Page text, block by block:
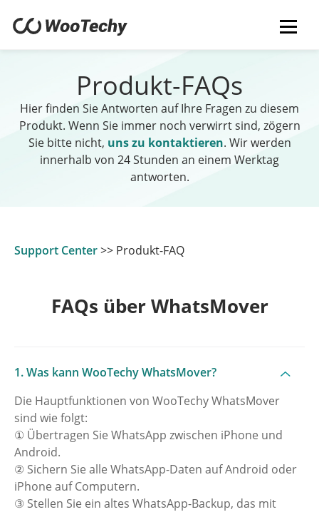
Produkt-FAQs
Hier finden Sie Antworten auf Ihre Fragen zu diesem
Produkt. Wenn Sie immer noch verwirrt sind, zögern
Sie bitte nicht, uns zu kontaktieren. Wir werden
innerhalb von 24 Stunden an einem Werktag
antworten.
Support Center>> Produkt-FAQ
FAQs über WhatsMover
1. Was kann WooTechy WhatsMover?
Die Hauptfunktionen von WooTechy WhatsMover
sind wie folgt:
① Übertragen Sie WhatsApp zwischen iPhone und
Android.
② Sichern Sie alle WhatsApp-Daten auf Android oder
iPhone auf Computern.
③ Stellen Sie ein altes WhatsApp-Backup, das mit